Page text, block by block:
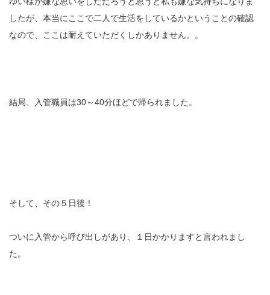
したが、本当にここで二人で生活をしているかということの確認
なので、ここは耐えていただくしかありません。。
結局、入管職員は30～40分ほどで帰られました。
そして、その５日後！
ついに入管から呼び出しがあり、１日かかりますと言われまし
た。